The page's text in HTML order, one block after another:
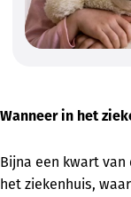
Wanneer in het
Bijna een kwart
het ziekenhuis,